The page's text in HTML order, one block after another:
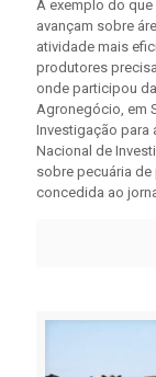
A exemplo do que
avançam sobre
atividade mais
produtores
onde participou
Agronegócio, em
Investigação para
Nacional de
sobre pecuária de
concedida ao